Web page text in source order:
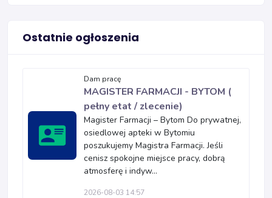
Ostatnie ogłoszenia
Dam pracę
MAGISTER FARMACJI - BYTOM (
pełny etat / zlecenie)
Magister Farmacji – Bytom Do prywatnej,
osiedlowej apteki w Bytomiu
poszukujemy Magistra Farmacji. Jeśli
cenisz spokojne miejsce pracy, dobrą
atmosferę i indyw...
2026-08-03 14:57